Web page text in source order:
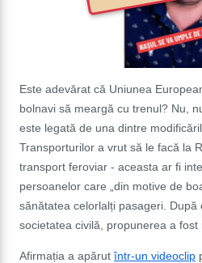
Este adevărat că Uniunea
bolnavi să meargă cu trenul? Nu,
este legată de una dintre
Transporturilor a vrut să le facă la
transport feroviar - aceasta ar fi
persoanelor care „din motive de
sănătatea celorlalți pasageri. După
societatea civilă, propunerea a fost
Afirmația a apărutîntr-un videoclip